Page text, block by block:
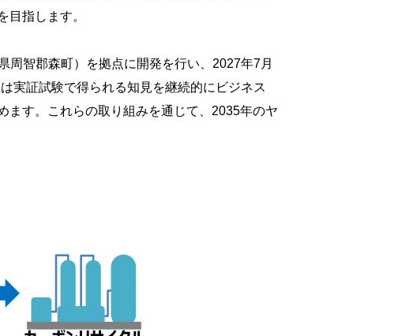
指します。
智郡森町）を拠点に開発を行い、2027年7月
実証試験で得られる知見を継続的にビジネス
ます。これらの取り組みを通じて、2035年のヤ